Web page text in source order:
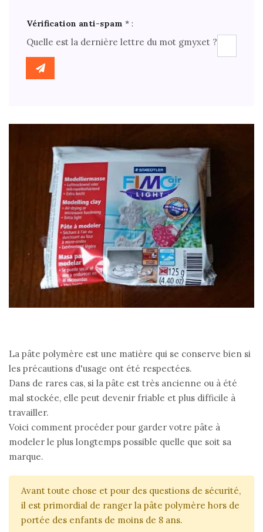
La pâte polymère est une matière qui se conserve bien si
les précautions d'usage ont été respectées.
Dans de rares cas, si la pâte est très ancienne ou à été
mal stockée, elle peut devenir friable et plus difficile à
travailler.
Voici comment procéder pour garder votre pâte à
modeler le plus longtemps possible quelle que soit sa
marque.
Avant toute chose et pour des questions de sécurité,
il est primordial de ranger la pâte polymère hors de
portée des enfants de moins de 8 ans.
Vérification anti-spam * :
Quelle est la dernière lettre du mot gmyxet ?